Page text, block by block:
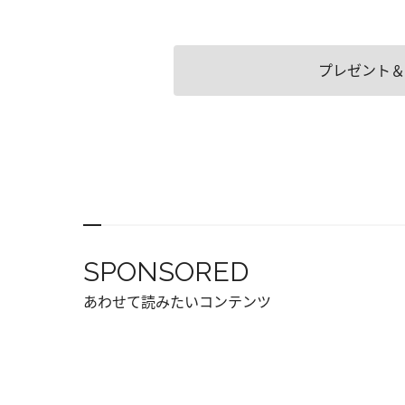
プレゼント
SPONSORED
あわせて読みたいコンテンツ